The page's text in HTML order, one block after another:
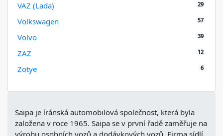
VAZ (Lada) 29
Volkswagen 57
Volvo 39
ZAZ 12
Zotye 6
Saipa je íránská automobilová společnost, která byla
založena v roce 1965. Saipa se v první řadě zaměřuje na
výrobu osobních vozů a dodávkových vozů. Firma sídlí